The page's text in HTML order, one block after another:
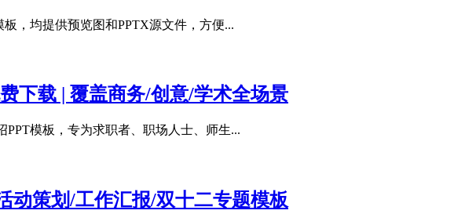
，均提供预览图和PPTX源文件，方便...
下载 | 覆盖商务/创意/学术全场景
模板，专为求职者、职场人士、师生...
动策划/工作汇报/双十二专题模板